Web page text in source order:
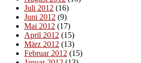
Juli 2012 (16)
Juni 2012 (9)
Mai 2012 (17)
April 2012 (15)
März 2012 (13)
Februar 2012 (15)